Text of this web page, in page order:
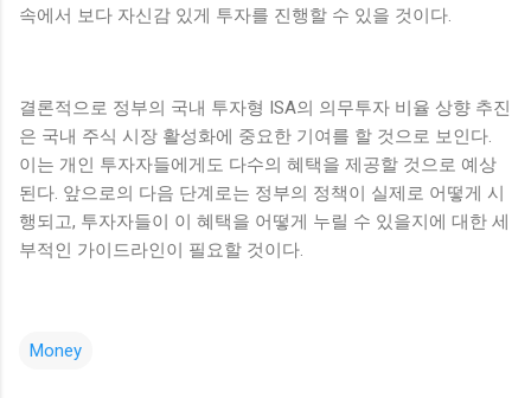
속에서 보다 자신감 있게 투자를 진행할 수 있을 것이다.
결론적으로 정부의 국내 투자형 ISA의 의무투자 비율 상향 추진
은 국내 주식 시장 활성화에 중요한 기여를 할 것으로 보인다.
이는 개인 투자자들에게도 다수의 혜택을 제공할 것으로 예상
된다. 앞으로의 다음 단계로는 정부의 정책이 실제로 어떻게 시
행되고, 투자자들이 이 혜택을 어떻게 누릴 수 있을지에 대한 세
부적인 가이드라인이 필요할 것이다.
Money